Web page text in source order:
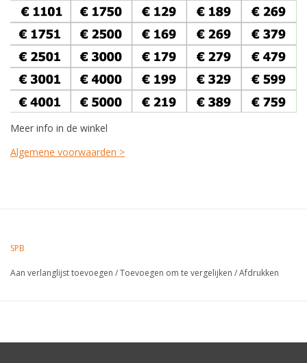
Meer info in de winkel
Algemene voorwaarden >
SPB
Aan verlanglijst toevoegen /Toevoegen om te vergelijken /Afdrukken